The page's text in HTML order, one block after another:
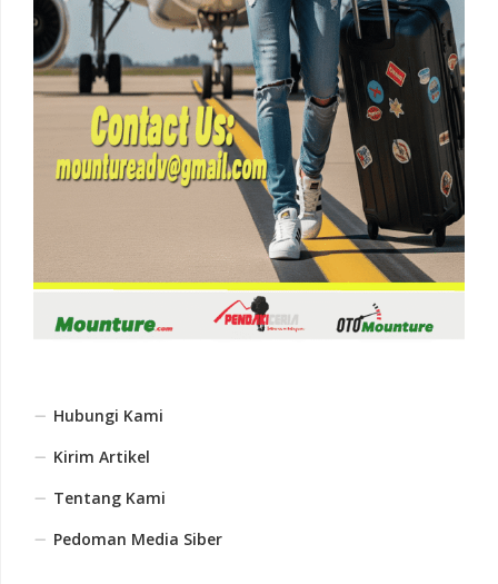
Hubungi Kami
Kirim Artikel
Tentang Kami
Pedoman Media Siber